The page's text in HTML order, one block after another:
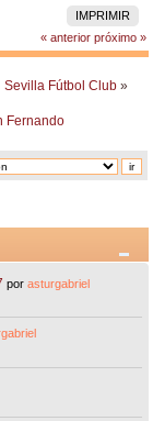
IMPRIMIR
« anterior próximo »
Sevilla Fútbol Club »
Fernando
porasturgabriel